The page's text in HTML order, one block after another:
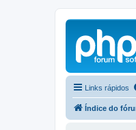
Links rápidos
Índice do